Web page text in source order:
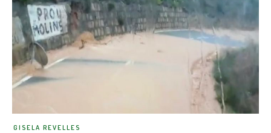
GISELA REVELLES